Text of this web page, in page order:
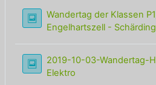
Wandertag der Klassen
Engelhartszell -
2019-10-03-Wandertag-
Elektro